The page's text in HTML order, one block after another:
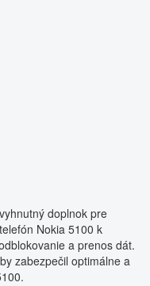
doplnok pre
Nokia 5100 k
a prenos dát.
zabezpečil optimálne a